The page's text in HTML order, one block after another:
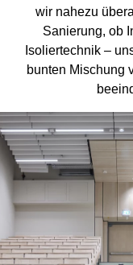
wir nahezu
Sanierung, ob
Isoliertechnik –
bunten Mischung